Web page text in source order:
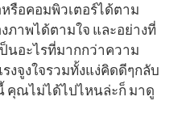
รือคอมพิวเตอร์ได้ตาม
ภาพได้ตามใจ และอย่างที่
นอะไรที่มากกว่าความ
จูงใจรวมทั้งแง่คิดดีๆกลับ
คุณไม่ได้ไปไหนล่ะก็ มาดู